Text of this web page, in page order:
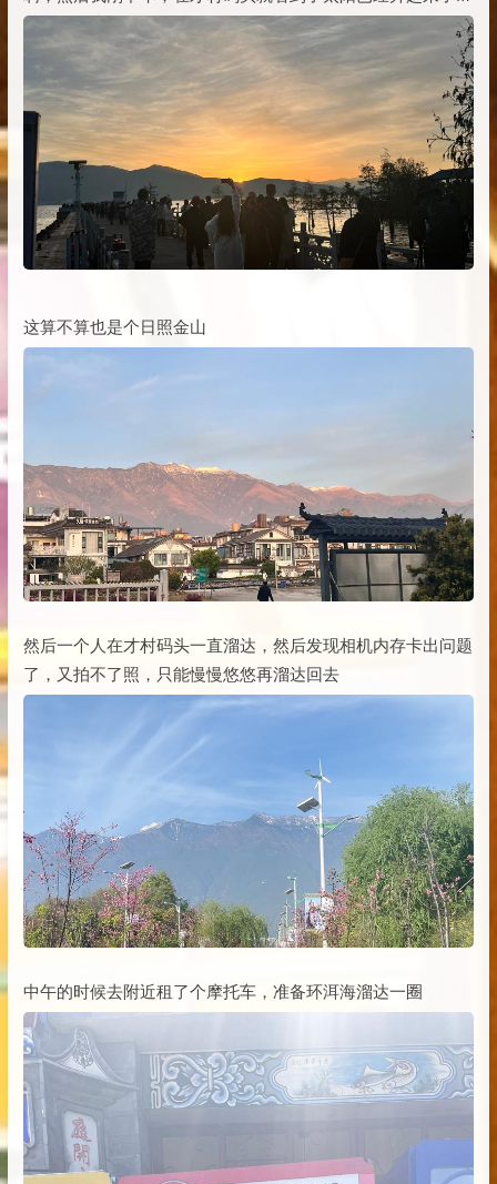
这算不算也是个日照金山
然后一个人在才村码头一直溜达，然后发现相机内存卡出问题
了，又拍不了照，只能慢慢悠悠再溜达回去
中午的时候去附近租了个摩托车，准备环洱海溜达一圈